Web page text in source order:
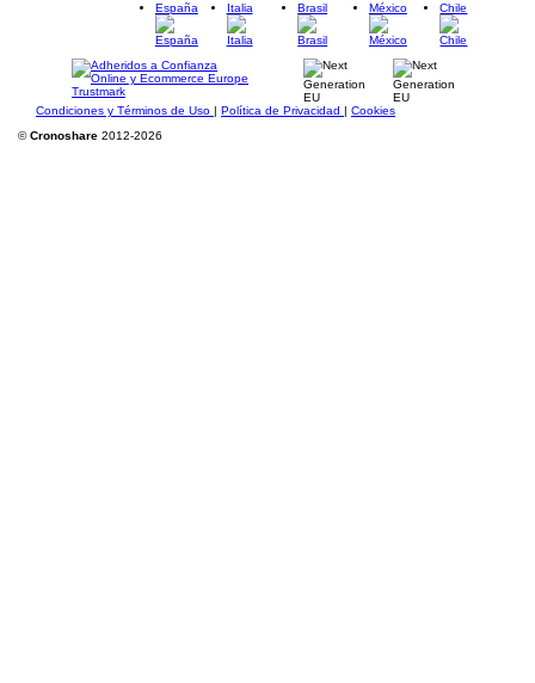
España
Italia Brasil México Chile
Condiciones y Términos de Uso | Política de Privacidad | Cookies
©Cronoshare 2012-2026